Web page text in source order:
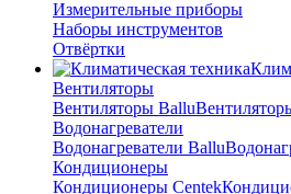
Измерительные приборы
Наборы инструментов
Отвёртки
Вентиляторы
Вентиляторы Ballu
Водонагреватели
Водонагреватели Ballu
Кондиционеры
Кондиционеры Centek